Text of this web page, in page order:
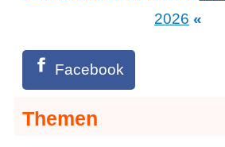
2026 «
Facebook
Themen